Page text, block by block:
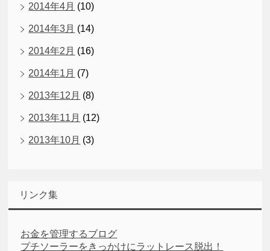
2014年4月 (10)
2014年3月 (14)
2014年2月 (16)
2014年1月 (7)
2013年12月 (8)
2013年11月 (12)
2013年10月 (3)
リンク集
お金を管理するブログ
プチソーラーをきっかけにラットレース脱出！